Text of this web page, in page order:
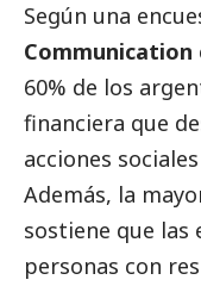
Según una
Communication
60% de los
financiera que
acciones
Además, la
sostiene que las
personas con